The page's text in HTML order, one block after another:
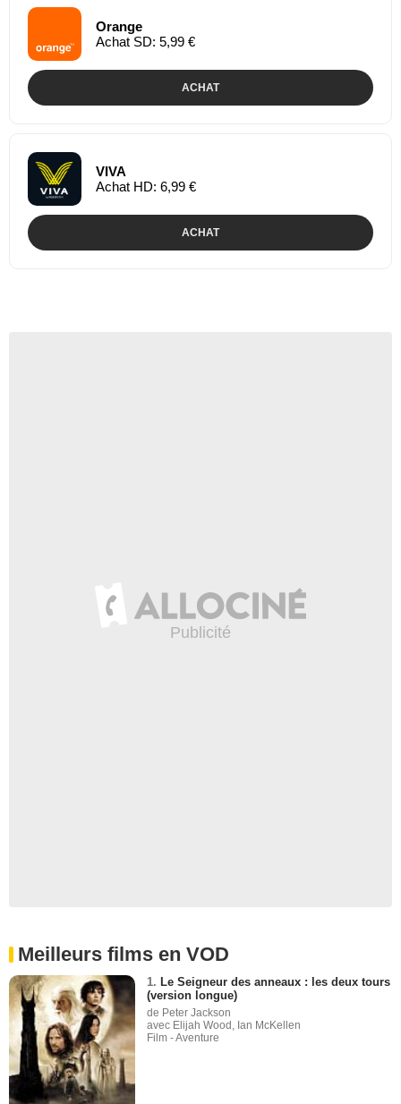
Orange
Achat SD: 5,99 €
ACHAT
VIVA
Achat HD: 6,99 €
ACHAT
Meilleurs films en VOD
1. Le Seigneur des anneaux : les deux tours
(version longue)
de Peter Jackson
avec Elijah Wood, Ian McKellen
Film - Aventure